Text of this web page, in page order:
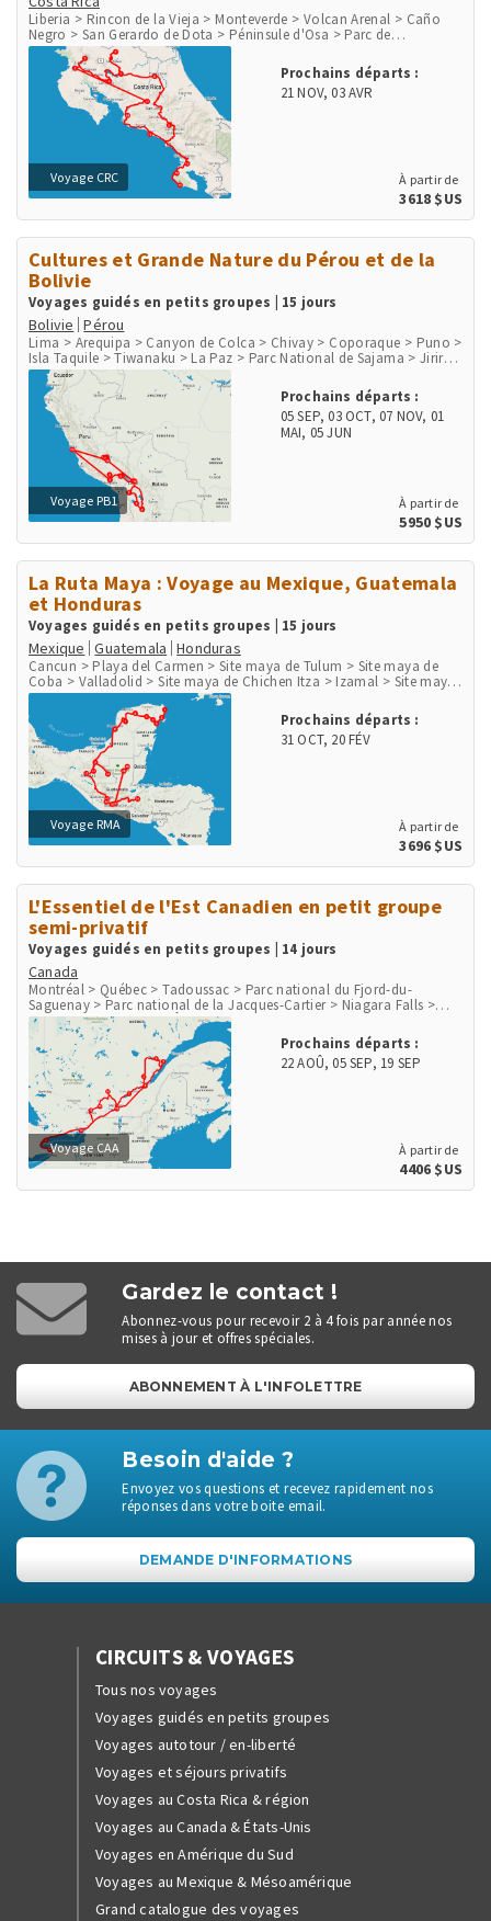
Liberia > Rincon de la Vieja > Monteverde > Volcan Arenal > Caño
Negro > San Gerardo de Dota > Péninsule d'Osa > Parc de
Corcovado > Parc National Marino Ballena > Playa Herradura &
Punta Leona > Rio Tarcoles & Carara > San Jose
Voyage CRC
Prochains départs :
21 NOV,03 AVR
À partir de
3618 $US
Cultures et Grande Nature du Pérou et de la
Bolivie
Voyages guidés en petits groupes | 15 jours
Bolivie Pérou
Lima > Arequipa > Canyon de Colca > Chivay > Coporaque > Puno >
Isla Taquile > Tiwanaku > La Paz > Parc National de Sajama > Jirira
> Salar d'Uyuni > Uyuni > Canyon de Palca > Cusco > Chinchero >
Moray > Salines de Maras > Ollantaytambo > Aguas Calientes, Machu
Picchu Pueblo > Site Inka Machu Picchu > Lares
Voyage PB1
Prochains départs :
05 SEP,03 OCT,07 NOV, 01
MAI, 05 JUN
À partir de
5950 $US
La Ruta Maya : Voyage au Mexique, Guatemala
et Honduras
Voyages guidés en petits groupes | 15 jours
Mexique Guatemala Honduras
Cancun > Playa del Carmen > Site maya de Tulum > Site maya de
Coba > Valladolid > Site maya de Chichen Itza > Izamal > Site maya
de Uxmal > Agua Azul > Site maya de Palenque > Ville de Palenque >
Site maya de Yaxchilan > Site maya de Bonampak > San Cristobal de
las Casas > San Juan de Chamula > Chichicastenango > Panajachel
> Lac Atitlan > San Juan la Laguna > Antigua > Guatemala City >
Flores > Site maya de Tikal > Site maya de Copan
Voyage RMA
Prochains départs :
31 OCT, 20 FÉV
À partir de
3696 $US
L'Essentiel de l'Est Canadien en petit groupe
semi-privatif
Voyages guidés en petits groupes | 14 jours
Canada
Montréal > Québec > Tadoussac > Parc national du Fjord-du-
Saguenay > Parc national de la Jacques-Cartier > Niagara Falls >
Parc national des Mille-Îles > Ottawa > Mont-Tremblant > Parc
national du Mont-Tremblant
Voyage CAA
Prochains départs :
22 AOÛ,05 SEP, 19 SEP
À partir de
4406 $US
Gardez le contact !
Abonnez-vous pour recevoir 2 à 4 fois par année nos
mises à jour et offres spéciales.
ABONNEMENT À L'INFOLETTRE
Besoin d'aide ?
Envoyez vos questions et recevez rapidement nos
réponses dans votre boite email.
DEMANDE D'INFORMATIONS
CIRCUITS & VOYAGES
Tous nos voyages
Voyages guidés en petits groupes
Voyages autotour / en-liberté
Voyages et séjours privatifs
Voyages au Costa Rica & région
Voyages au Canada & États-Unis
Voyages en Amérique du Sud
Voyages au Mexique & Mésoamérique
Grand catalogue des voyages